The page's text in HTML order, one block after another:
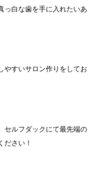
っ白な歯を手に入れたいあ
やすいサロン作りをしてお
セルフダックにて最先端の
ださい！